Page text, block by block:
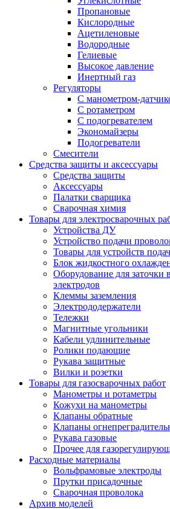
Пропановые
Кислородные
Ацетиленовые
Водородные
Гелиевые
Высокое давление
Инертный газ
Регуляторы
С манометром-
С ротаметром
С подогревателем
Экономайзеры
Подогреватели
Смесители
Средства защиты и аксессуары
Средства защиты
Аксессуары
Палатки сварщика
Сварочная химия
Товары для электросварочных
Устройства ДУ
Устройство подачи
Товары для устройств
Блок жидкостного
Оборудование для заточки
электродов
Клеммы заземления
Электрододержатели
Тележки
Магнитные угольники
Кабели удлинительные
Ролики подающие
Рукава защитные
Вилки и розетки
Товары для газосварочных работ
Манометры и ротаметры
Кожухи на манометры
Клапаны обратные
Клапаны
Рукава газовые
Прочее для
Расходные материалы
Вольфрамовые электроды
Прутки присадочные
Сварочная проволока
Архив моделей